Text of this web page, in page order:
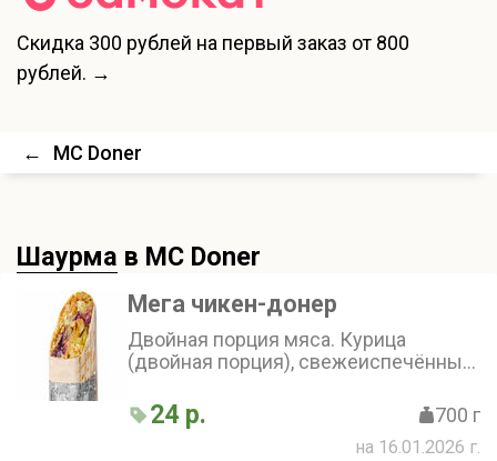
Скидка 300 рублей на первый заказ от 800
рублей. →
← MC Doner
Шаурма в MC Doner
Мега чикен-донер
Двойная порция мяса. Курица
(двойная порция), свежеиспечённый
хрустящий маринованный огурчик и
сочетание двух соусов: фирменного
24 р. 700 г
на 16.01.2026 г.